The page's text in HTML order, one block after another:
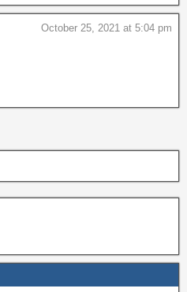
October 25, 2021 at 5:04 pm